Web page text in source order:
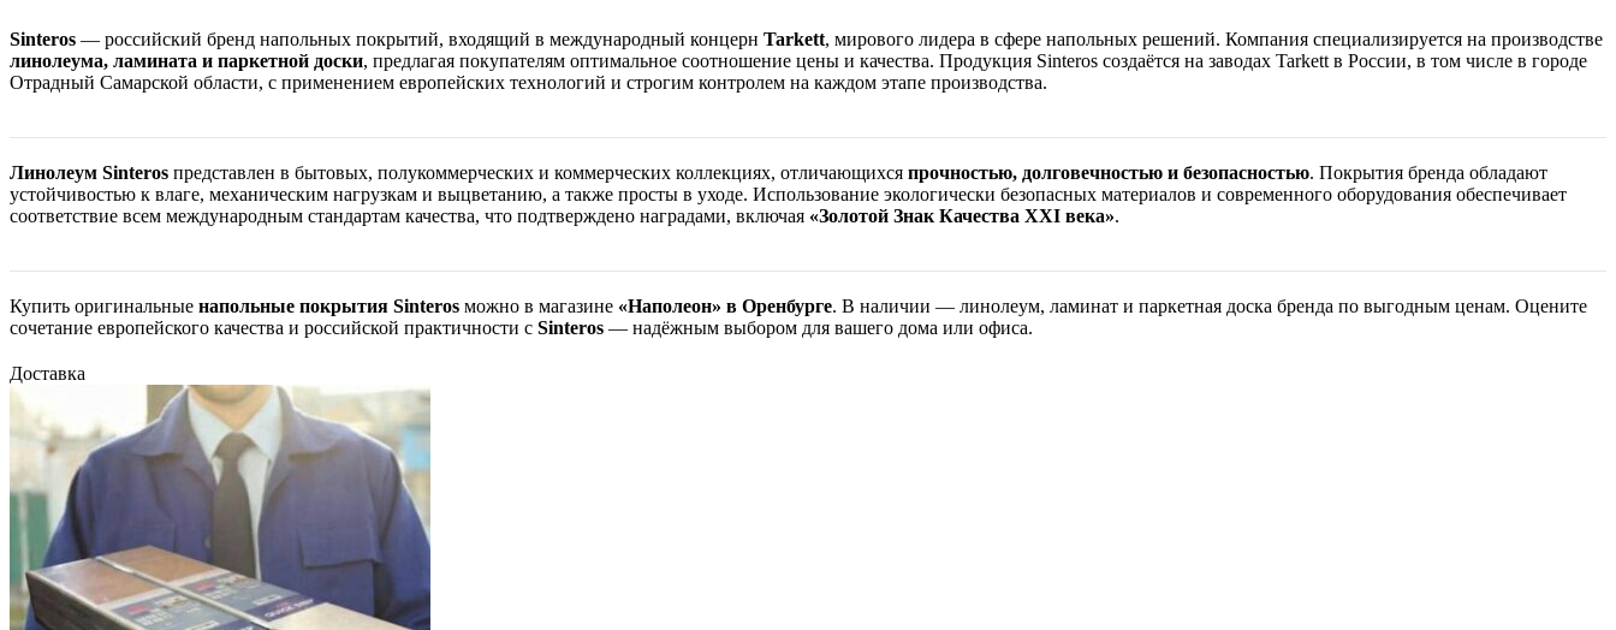
Sinteros — российский бренд напольных покрытий, входящий в международный концерн Tarkett, мирового лидера в сфере напольных решений. Компания специализируется на производстве
линолеума, ламината и паркетной доски, предлагая покупателям оптимальное соотношение цены и качества. Продукция Sinteros создаётся на заводах Tarkett в России, в том числе в городе
Отрадный Самарской области, с применением европейских технологий и строгим контролем на каждом этапе производства.
Линолеум Sinteros представлен в бытовых, полукоммерческих и коммерческих коллекциях, отличающихся прочностью, долговечностью и безопасностью. Покрытия бренда обладают
устойчивостью к влаге, механическим нагрузкам и выцветанию, а также просты в уходе. Использование экологически безопасных материалов и современного оборудования обеспечивает
соответствие всем международным стандартам качества, что подтверждено наградами, включая «Золотой Знак Качества XXI века».
Купить оригинальные напольные покрытия Sinteros можно в магазине «Наполеон» в Оренбурге. В наличии — линолеум, ламинат и паркетная доска бренда по выгодным ценам. Оцените
сочетание европейского качества и российской практичности с Sinteros — надёжным выбором для вашего дома или офиса.
Доставка